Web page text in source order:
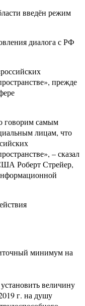
введён режим
диалога с РФ
прежде
говорим самым
лицам, что
– сказал
Роберт Стрейер,
минимум на
величину
г. на душу